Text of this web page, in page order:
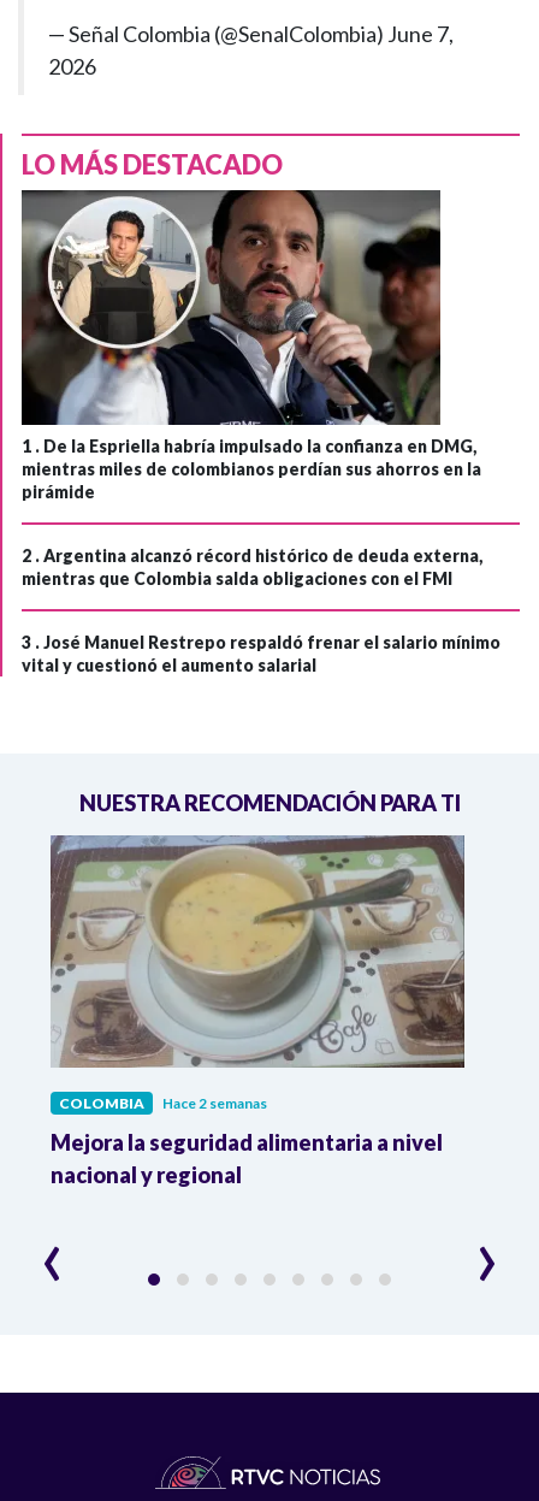
— Señal Colombia (@SenalColombia) June 7,
2026
LO MÁS DESTACADO
1 . De la Espriella habría impulsado la confianza en DMG,
mientras miles de colombianos perdían sus ahorros en la
pirámide
2 .Argentina alcanzó récord histórico de deuda externa,
mientras que Colombia salda obligaciones con el FMI
3 .José Manuel Restrepo respaldó frenar el salario mínimo
vital y cuestionó el aumento salarial
NUESTRA RECOMENDACIÓN PARA TI
COLOMBIA Hace 2 semanas
Mejora la seguridad alimentaria a nivel
nacional y regional
‹ ›